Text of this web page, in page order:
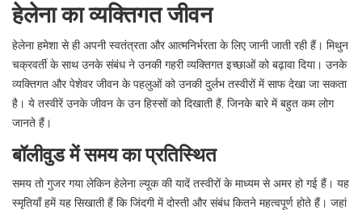
हेलेना का व्यक्तिगत जीवन
हेलेना हमेशा से ही अपनी स्वतंत्रता और आत्मनिर्भरता के लिए जानी जाती रही हैं। मिथुन
चक्रवर्ती के साथ उनके संबंध ने उनकी गहरी व्यक्तिगत इच्छाओं को बढ़ावा दिया। उनके
व्यक्तिगत और पेशेवर जीवन के पहलुओं को उनकी दुर्लभ तस्वीरों में साफ देखा जा सकता
है। ये तस्वीरें उनके जीवन के उन हिस्सों को दिखाती हैं, जिनके बारे में बहुत कम लोग
जानते हैं।
बॉलीवुड में समय का प्रतिस्थित
समय तो गुजर गया लेकिन हेलेना ल्यूक की यादें तस्वीरों के माध्यम से अमर हो गई हैं। यह
स्मृतियाँ हमें यह सिखाती हैं कि जिंदगी में दोस्ती और संबंध कितने महत्वपूर्ण होते हैं। जहां